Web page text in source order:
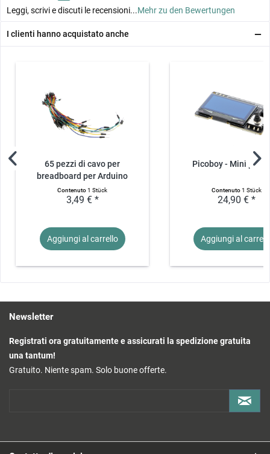
Leggi, scrivi e discuti le recensioni...Mehr zu den Bewertungen
I clienti hanno acquistato anche
65 pezzi di cavo per
breadboard per Arduino
Contenuto1 Stück
3,49 € *
Aggiungi al carrello
Picoboy - Mini
Contenuto1 Stück
24,90 € *
Aggiungi al
Newsletter
Registrati ora gratuitamente e assicurati la spedizione gratuita
una tantum!
Gratuito. Niente spam. Solo buone offerte.